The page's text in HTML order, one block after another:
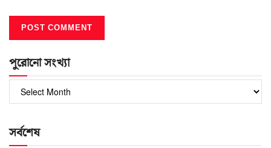
পুরোনো সংখ্যা
পুরোনো
সংখ্যা
সর্বশেষ